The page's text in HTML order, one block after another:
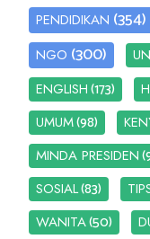
PENDIDIKAN (354)
NGO (300)
ENGLISH(173)
UMUM(98)
MINDA PRESIDEN
SOSIAL(83)
WANITA(50)